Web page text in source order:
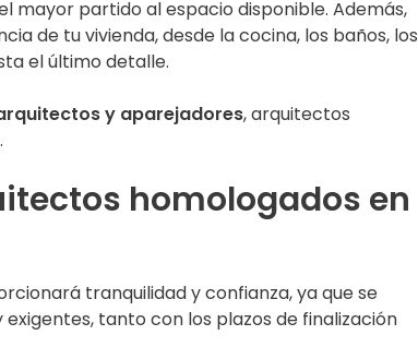
partido al espacio disponible. Además,
de tu vivienda, desde la cocina, los baños, los
el último detalle.
y aparejadores, arquitectos
homologados en
tranquilidad y confianza, ya que se
tanto con los plazos de finalización